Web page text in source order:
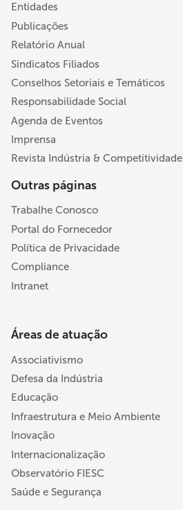
Entidades
Publicações
Relatório Anual
Sindicatos Filiados
Conselhos Setoriais e Temáticos
Responsabilidade Social
Agenda de Eventos
Imprensa
Revista Indústria & Competitividade
Outras páginas
Trabalhe Conosco
Portal do Fornecedor
Política de Privacidade
Compliance
Intranet
Áreas de atuação
Associativismo
Defesa da Indústria
Educação
Infraestrutura e Meio Ambiente
Inovação
Internacionalização
Observatório FIESC
Saúde e Segurança